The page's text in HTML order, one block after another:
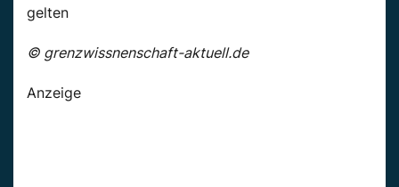
gelten
© grenzwissnenschaft-aktuell.de
Anzeige